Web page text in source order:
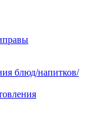
блюд/напитков/